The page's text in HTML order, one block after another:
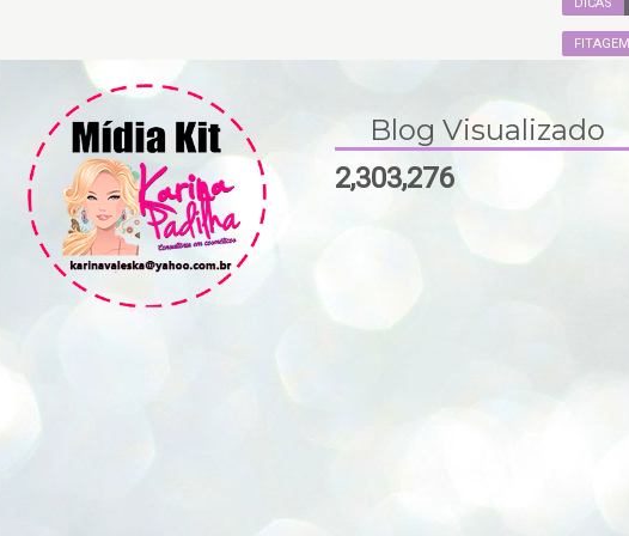
DICAS
FITAGEM
Blog Visualizado
2,303,276